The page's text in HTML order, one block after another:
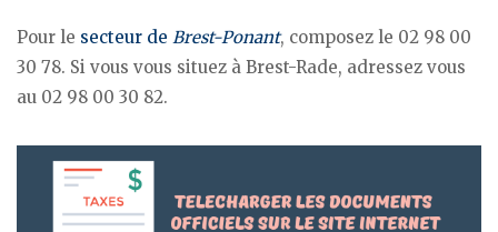
Pour le secteur de Brest-Ponant, composez le 02 98 00
30 78. Si vous vous situez à Brest-Rade, adressez vous
au 02 98 00 30 82.